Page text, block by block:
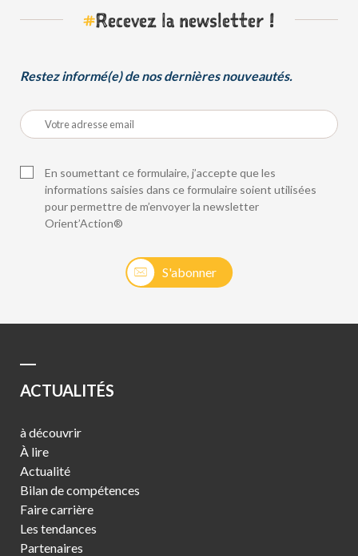
#Recevez la newsletter !
Restez informé(e) de nos dernières nouveautés.
S'abonner
En soumettant ce formulaire, j’accepte que les
informations saisies dans ce formulaire soient utilisées
pour permettre de m’envoyer la newsletter
Orient’Action®
ACTUALITÉS
à découvrir
À lire
Actualité
Bilan de compétences
Faire carrière
Les tendances
Partenaires